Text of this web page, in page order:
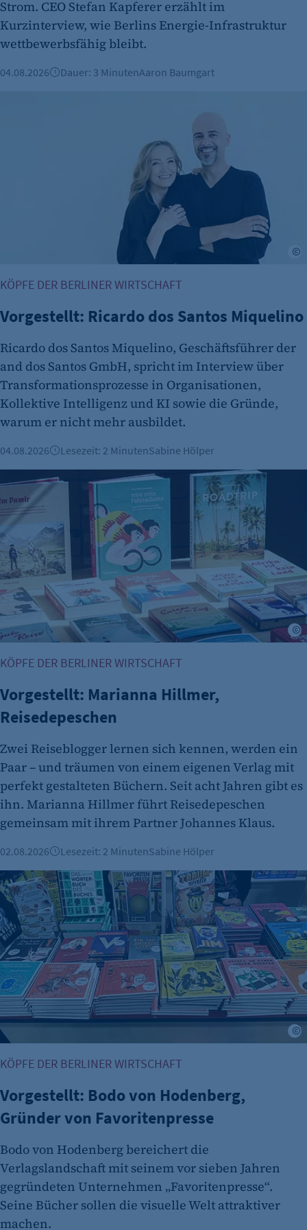
480 Tage
etracker Analytics
isSdEnabled
Erkennung, ob bei dem Besucher die
Scrolltiefe gemessen wird.
Strom. CEO Stefan Kapferer erzählt im
Kurzinterview, wie Berlins Energie-Infrastruktur
wettbewerbsfähig bleibt.
04.08.2026 Dauer: 3 MinutenAaron Baumgart
KÖPFE DER BERLINER WIRTSCHAFT
Vorgestellt: Ricardo dos Santos Miquelino
Ricardo dos Santos Miquelino, Geschäftsführer der
and dos Santos GmbH, spricht im Interview über
Transformationsprozesse in Organisationen,
Kollektive Intelligenz und KI sowie die Gründe,
warum er nicht mehr ausbildet.
04.08.2026 Lesezeit: 2 MinutenSabine Hölper
Vorgestellt: Marianna Hillmer, Reisedepeschen
KÖPFE DER BERLINER WIRTSCHAFT
Vorgestellt: Marianna Hillmer,
Reisedepeschen
Zwei Reiseblogger lernen sich kennen, werden ein
Paar – und träumen von einem eigenen Verlag mit
perfekt gestalteten Büchern. Seit acht Jahren gibt es
ihn. Marianna Hillmer führt Reisedepeschen
gemeinsam mit ihrem Partner Johannes Klaus.
02.08.2026 Lesezeit: 2 MinutenSabine Hölper
Vorgestellt: Bodo von Hodenberg, Gründer von
KÖPFE DER BERLINER WIRTSCHAFT
Vorgestellt: Bodo von Hodenberg,
Gründer von Favoritenpresse
Bodo von Hodenberg bereichert die
Verlagslandschaft mit seinem vor sieben Jahren
gegründeten Unternehmen „Favoritenpresse“.
Seine Bücher sollen die visuelle Welt attraktiver
machen.